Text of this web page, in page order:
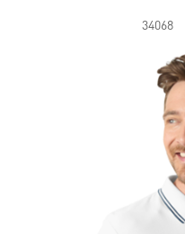
34068